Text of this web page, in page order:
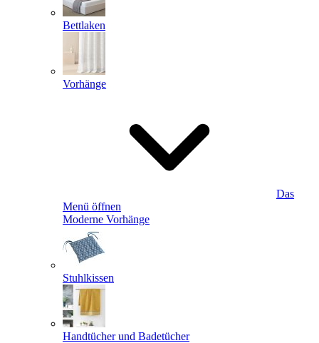
Bettlaken
Vorhänge
Das
Menü öffnen
Moderne Vorhänge
Stuhlkissen
Handtücher und Badetücher